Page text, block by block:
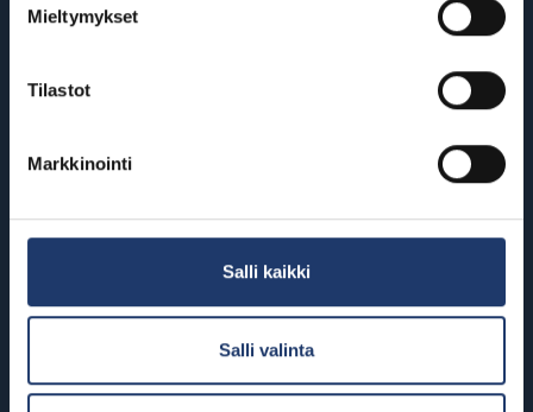
Mieltymykset
Tilastot
Markkinointi
Salli kaikki
Salli valinta
Hyvinkää
Hämeenlinna
BioRex Kajaani
BioRex Pietarsaari
Vaasa
BioRex Vaasa